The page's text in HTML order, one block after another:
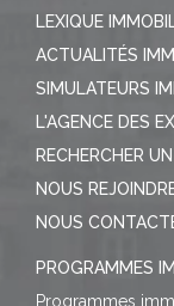
LEXIQUE
ACTUALITÉS
SIMULATEURS
L'AGENCE DES
RECHERCHER
NOUS
NOUS
PROGRAMMES
Programmes